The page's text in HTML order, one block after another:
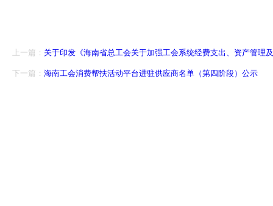
上一篇： 关于印发《海南省总工会关于加强工会系统经费支出、资产管理
下一篇： 海南工会消费帮扶活动平台进驻供应商名单（第四阶段）公示